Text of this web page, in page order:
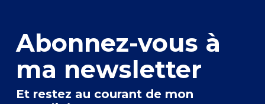
Abonnez-vous à
ma newsletter
Et restez au courant de mon